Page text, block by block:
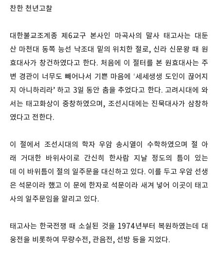
찬한 천년고찰
대한불교조계종 제6교구 본사인 마곡사의 말사 태고사는 대둔
산 마천대 동쪽 능선 낙조대 밑의 위치한 절로, 신라 신문왕 때 원
효대사가 창건하였다고 한다. 처음에 이 절터를 본 원효대사는 주
변 경관이 너무도 빼어나서 기쁜 마음에 ‘세세생생 도인이 끊어지
지 아니하리라’ 하고 3일 동안 춤을 추었다고 한다. 고려시대에 와
서는 태고화상이 중창하였으며, 조선시대에는 진묵대사가 삼창하
였다고 전한다.
이 절에서 조선시대의 학자 우암 송시열이 수학하였으며 절 아
래 거대한 바위사이로 간신히 한사람 지날 정도의 틈이 있는
데 이 바위틈이 절의 일주문을 대신하고 있다. 이를 두고 우암 선생
은 석문이라 했고 이 문에 한자로 석문이라 새겨 넣어 이곳이 태고
사의 일주문임을 알리고 있다.
태고사는 한국전쟁 때 소실된 것을 1974년부터 복원하였는데 대
웅전을 비롯하여 무량수전, 관음전, 선방 등을 지었다.